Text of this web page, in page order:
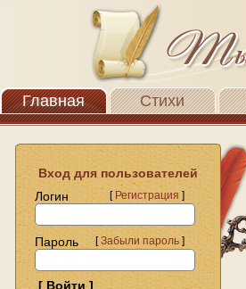
Главная Стихи
Вход для пользователей
Логин
[Регистрация]
Пароль [Забыли пароль]